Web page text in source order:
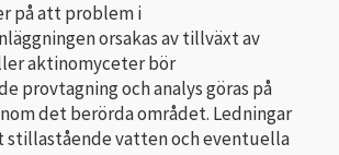
på att problem i
orsakas av tillväxt av
aktinomyceter bör
provtagning och analys göras på
det berörda området. Ledningar
stillastående vatten och eventuella